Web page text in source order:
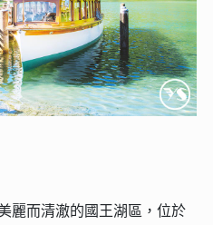
麗而清澈的國王湖區，位於